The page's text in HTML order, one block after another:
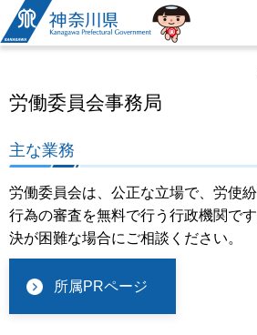
神奈川県
労働委員会事務局
主な業務
労働委員会は、公正な立場で、労使
行為の審査を無料で行う行政機関で
決が困難な場合にご相談ください。
所属PRページ